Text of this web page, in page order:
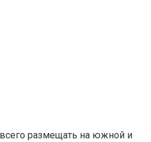
размещать на южной и